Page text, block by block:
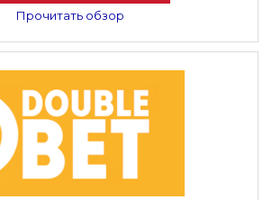
Прочитать обзор